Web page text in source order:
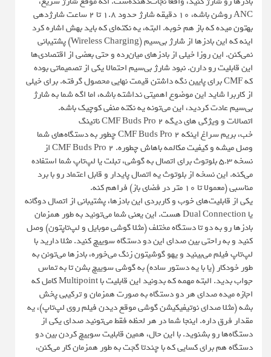
ANC روشن باشه، ۱۰ دقیقه شارژ حدود ۱.۸ تا ۲ ساعت شارژدهی
بهتون میده که باز هم خوبه. البته، یه نکته‌ای که باید بهش اشاره کرد
اینه که این بادزها از شارژ بی‌سیم (Wireless Charging) پشتیبانی
نمی‌کنن. این روزا خیلی از بادزهای میان‌رده و حتی بعضی از اقتصادی‌ها
این قابلیت رو دارن. نبود شارژ بی‌سیم احتمالا یکی از تصمیماتی بوده
که CMF برای پایین نگه داشتن قیمت نهایی محصول گرفته. برای خیلی
از کاربرا شاید این موضوع اهمیتی نداشته باشه، اما اگه شما به شارژ
بی‌سیم عادت کردید، این می‌تونه یه نکته منفی کوچیک باشه.
اتصالات و ویژگی های دیگه CMF Buds Pro 2 ناتینگ
خب، بریم سراغ اینکه CMF Buds Pro 2 چطور به دستگاه‌های شما
وصل میشه و کیفیت مکالمه باهاش چطوره. CMF Buds Pro 2 از
نسخه ۵.۳ بلوتوث برای اتصال به گوشی، تبلت یا لپ‌تاپ شما استفاده
می‌کنه. این نسخه از بلوتوث یه اتصال پایدار و قابل اعتماد رو با برد
مناسبی (معمولا تا ۱۰ متر در فضای باز) فراهم کنه.
یکی از قابلیت‌های خوب و کاربردی این بادزها، پشتیبانی از اتصال دوگانه
یا Dual Connection هست. این یعنی شما می‌تونید به طور همزمان
بادزها رو به دو تا دستگاه مختلف (مثلا گوشی موبایل و لپ‌تاپتون) وصل
کنید و به راحتی بین صدای این دو دستگاه سوییچ کنید. مثلا دارید با
لپ‌تاپ فیلم می‌بینید و یهو گوشیتون زنگ می‌خوره، بادزها می‌تونن به
طور خودکار (یا با یه دستور ساده) به گوشی سوییچ بشن تا به تماس
جواب بدید. البته مهمه که بدونید این قابلیت با Multipoint کامل که
اجازه میده صدای هر دو دستگاه به صورت همزمان و ترکیبی پخش
بشه (مثلا صدای نوتیفیکیشن گوشی موقع دیدن فیلم روی لپ‌تاپ)، یه
مقدار فرق داره. اینجا شما در هر لحظه فقط می‌تونید صدای یکی از
دستگاه‌ها رو بشنوید. با این حال، همین قابلیت سوییچ کردن بین دو
دستگاه هم برای کسایی که با چندتا گجت به طور همزمان کار می‌کنن،